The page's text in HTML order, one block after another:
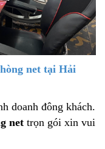
net tại Hải
doanh đông khách.
net trọn gói xin vui